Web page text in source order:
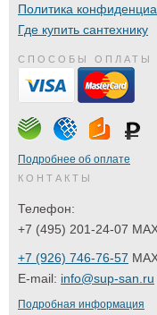
Политика
Где купить сантехнику
СПОСОБЫ ОПЛАТЫ
Подробнее об оплате
КОНТАКТЫ
Телефон:
+7 (495) 201-24-07
+7 (926) 746-76-57
E-mail: info@sup-san.ru
Подробная информация